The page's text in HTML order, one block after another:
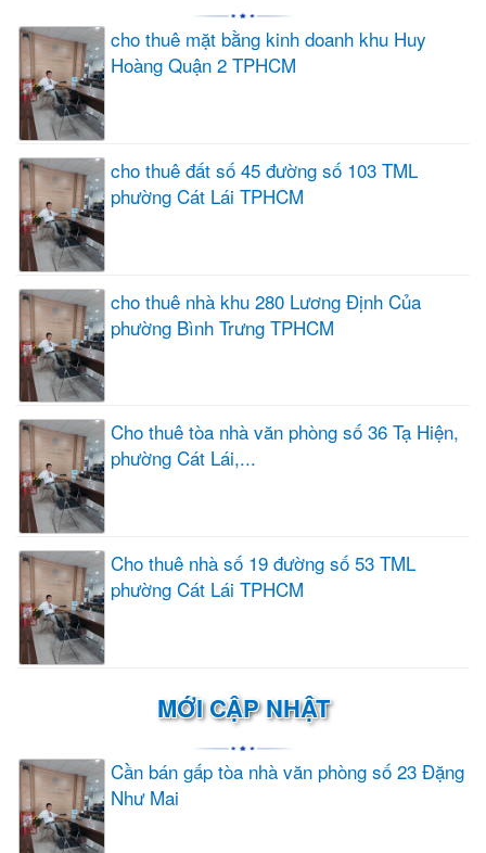
cho thuê mặt bằng kinh doanh khu Huy
Hoàng Quận 2 TPHCM
cho thuê đất số 45 đường số 103 TML
phường Cát Lái TPHCM
cho thuê nhà khu 280 Lương Định Của
phường Bình Trưng TPHCM
Cho thuê tòa nhà văn phòng số 36 Tạ Hiện,
phường Cát Lái,...
Cho thuê nhà số 19 đường số 53 TML
phường Cát Lái TPHCM
MỚI CẬP NHẬT
Cần bán gấp tòa nhà văn phòng số 23 Đặng
Như Mai